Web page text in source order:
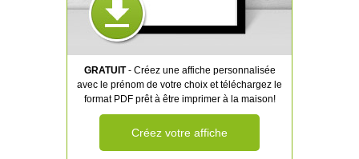
GRATUIT- Créez une affiche personnalisée
avec le prénom de votre choix et téléchargez le
format PDF prêt à être imprimer à la maison!
Créez votre affiche